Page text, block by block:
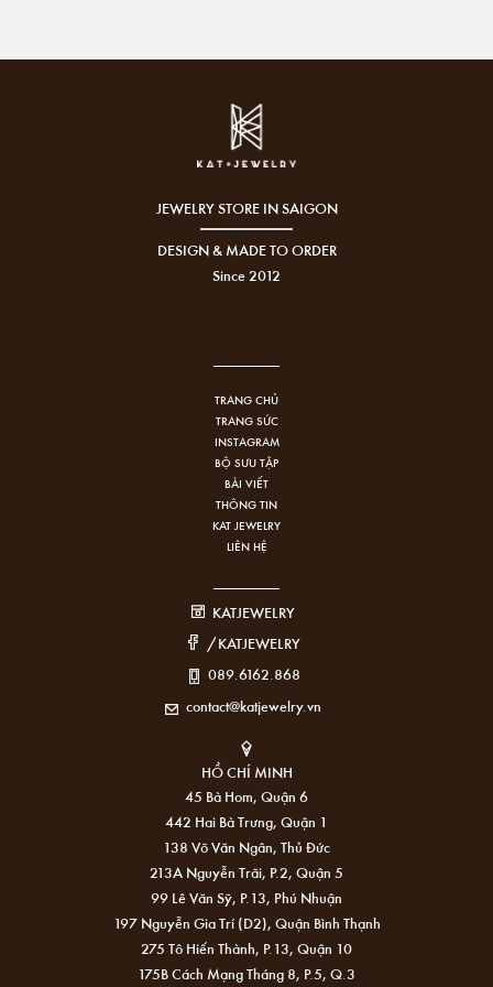
JEWELRY STORE IN SAIGON
DESIGN & MADE TO ORDER
Since 2012
TRANG CHỦ
TRANG SỨC
INSTAGRAM
BỘ SƯU TẬP
BÀI VIẾT
THÔNG TIN
KAT JEWELRY
LIÊN HỆ
KATJEWELRY
/KATJEWELRY
089.6162.868
contact@katjewelry.vn
HỒ CHÍ MINH
45 Bà Hom, Quận 6
442 Hai Bà Trưng, Quận 1
138 Võ Văn Ngân, Thủ Đức
213A Nguyễn Trãi, P.2, Quận 5
99 Lê Văn Sỹ, P.13, Phú Nhuận
197 Nguyễn Gia Trí (D2), Quận Bình Thạnh
275 Tô Hiến Thành, P.13, Quận 10
175B Cách Mạng Tháng 8, P.5, Q.3